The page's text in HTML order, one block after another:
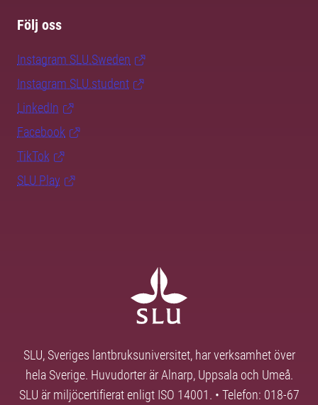
Följ oss
Instagram SLU.Sweden
Instagram SLU.student
LinkedIn
Facebook
TikTok
SLU Play
SLU, Sveriges lantbruksuniversitet, har verksamhet över
hela Sverige. Huvudorter är Alnarp, Uppsala och Umeå.
SLU är miljöcertifierat enligt ISO 14001. • Telefon: 018-67